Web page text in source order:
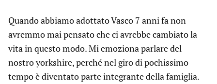
Quando abbiamo adottato Vasco 7 anni fa non
avremmo mai pensato che ci avrebbe cambiato la
vita in questo modo. Mi emoziona parlare del
nostro yorkshire, perché nel giro di pochissimo
tempo è diventato parte integrante della famiglia.